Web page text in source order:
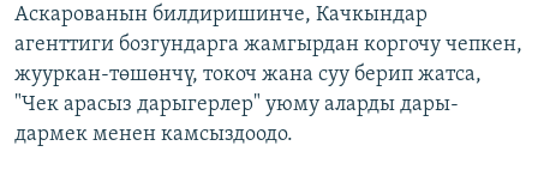
Аскарованын билдиришинче, Качкындар
агенттиги бозгундарга жамгырдан коргочу чепкен,
жууркан-төшөнчү, токоч жана суу берип жатса,
"Чек арасыз дарыгерлер" уюму аларды дары-
дармек менен камсыздоодо.